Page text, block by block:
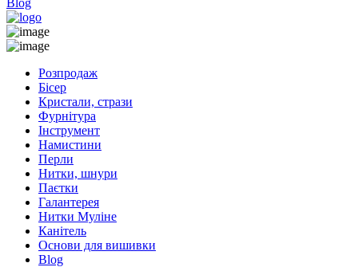
Blog
Розпродаж
Бісер
Кристали, стрази
Фурнітура
Інструмент
Намистини
Перли
Нитки, шнури
Паєтки
Галантерея
Нитки Муліне
Канітель
Основи для вишивки
Blog